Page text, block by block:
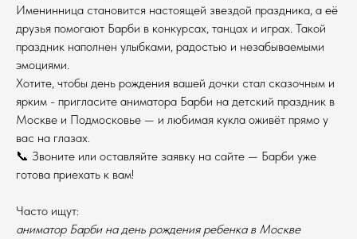
Именинница становится настоящей звездой праздника, а её
друзья помогают Барби в конкурсах, танцах и играх. Такой
праздник наполнен улыбками, радостью и незабываемыми
эмоциями.
Хотите, чтобы день рождения вашей дочки стал сказочным и
ярким - пригласите аниматора Барби на детский праздник в
Москве и Подмосковье — и любимая кукла оживёт прямо у
вас на глазах.
📞 Звоните или оставляйте заявку на сайте — Барби уже
готова приехать к вам!
Часто ищут:
аниматор Барби на день рождения ребенка в Москве